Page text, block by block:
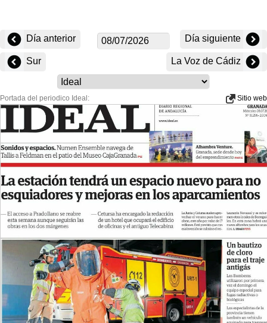
Día anterior Día siguiente
Sur La Voz de Cádiz
Portada del periodico Ideal: Sitio web